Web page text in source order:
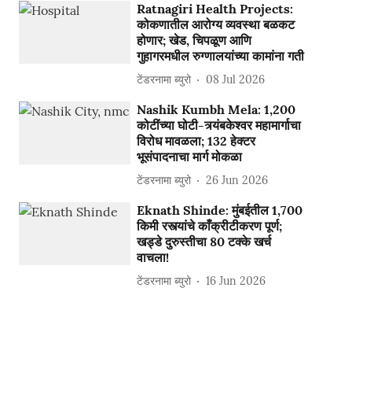
Ratnagiri Health Projects:
कोकणातील आरोग्य व्यवस्था बळकट
होणार; खेड, चिपळूण आणि
गुहागरमधील रुग्णालयांच्या कामांना गती
टेंडरनामा ब्युरो 08 Jul 2026
Nashik Kumbh Mela: 1,200
कोटींच्या घोटी-त्र्यंबकेश्वर महामार्गाचा
विरोध मावळला; 132 हेक्टर
भूसंपादनाचा मार्ग मोकळा
टेंडरनामा ब्युरो 26 Jun 2026
Eknath Shinde: मुंबईतील 1,700
किमी रस्त्यांचे काँक्रीटीकरण पूर्ण;
खड्डे दुरुस्तीचा 80 टक्के खर्च
वाचला!
टेंडरनामा ब्युरो 16 Jun 2026